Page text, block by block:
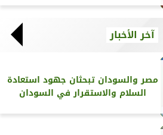
آخر الأخبار
مصر والسودان تبحثان جهود استعادة
السلام والاستقرار في السودان